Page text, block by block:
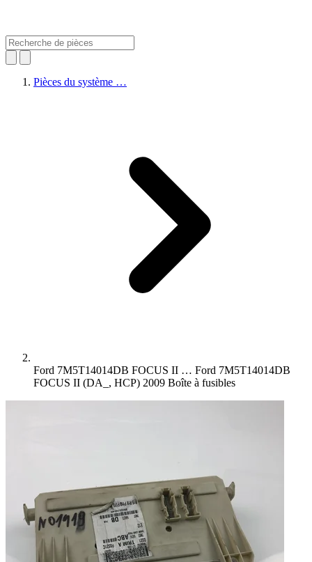
Pièces du système …
Ford 7M5T14014DB FOCUS II … Ford 7M5T14014DB
FOCUS II (DA_, HCP) 2009 Boîte à fusibles